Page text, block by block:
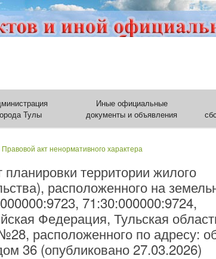
Тулы
Иные официальные
документы и объявления
Правовой акт ненормативного характера
территории жилого
расположенного на
71:30:000000:9724,
Федерация, Тульская
расположенного по адресу:
36 (опубликовано 27.03.2026)